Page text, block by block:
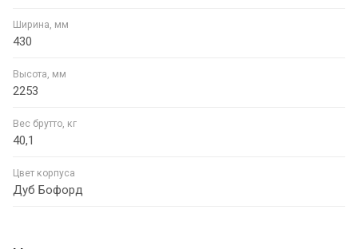
Ширина, мм
430
Высота, мм
2253
Вес брутто, кг
40,1
Цвет корпуса
Дуб Бофорд